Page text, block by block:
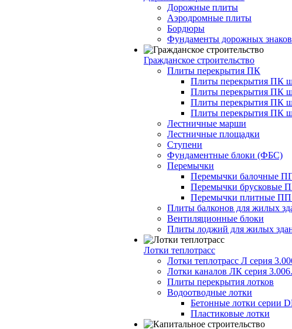
Дорожные плиты
Аэродромные плиты
Бордюры
Фундаменты дорожных знаков
Гражданское строительство
Плиты перекрытия ПК
Плиты перекрытия ПК
Плиты перекрытия ПК
Плиты перекрытия ПК
Плиты перекрытия ПК
Лестничные марши
Лестничные площадки
Ступени
Фундаментные блоки (ФБС)
Перемычки
Перемычки балочные ПГ
Перемычки брусковые
Перемычки плитные ПП
Плиты балконов для жилых
Вентиляционные блоки
Плиты лоджий для жилых
Лотки теплотрасс
Лотки теплотрасс Л серия
Лотки каналов ЛК серия
Плиты перекрытия лотков
Водоотводные лотки
Бетонные лотки серии
Пластиковые лотки